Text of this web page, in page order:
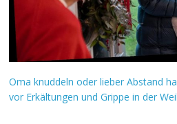
Oma knuddeln oder lieber Abstand
vor Erkältungen und Grippe in der